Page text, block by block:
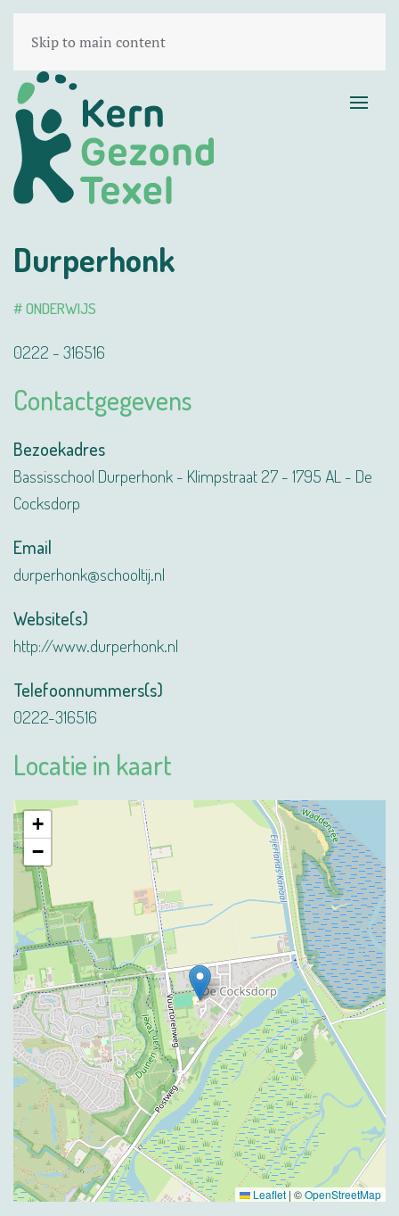
Skip to main content
Durperhonk
# ONDERWIJS
0222 - 316516
Contactgegevens
Bezoekadres
Bassisschool Durperhonk - Klimpstraat 27 - 1795 AL - De
Cocksdorp
Email
durperhonk@schooltij.nl
Website(s)
http://www.durperhonk.nl
Telefoonnummers(s)
0222-316516
Locatie in kaart
+
−
Leaflet | ©OpenStreetMap